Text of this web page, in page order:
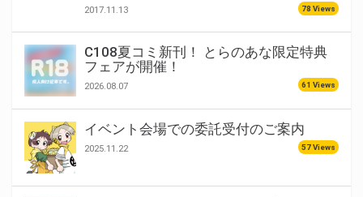
2017.11.13 78 Views
C108夏コミ新刊！ とらのあな限定特典
フェアが開催！
2026.08.07 61 Views
イベント会場での委託受付のご案内
2025.11.22 57 Views